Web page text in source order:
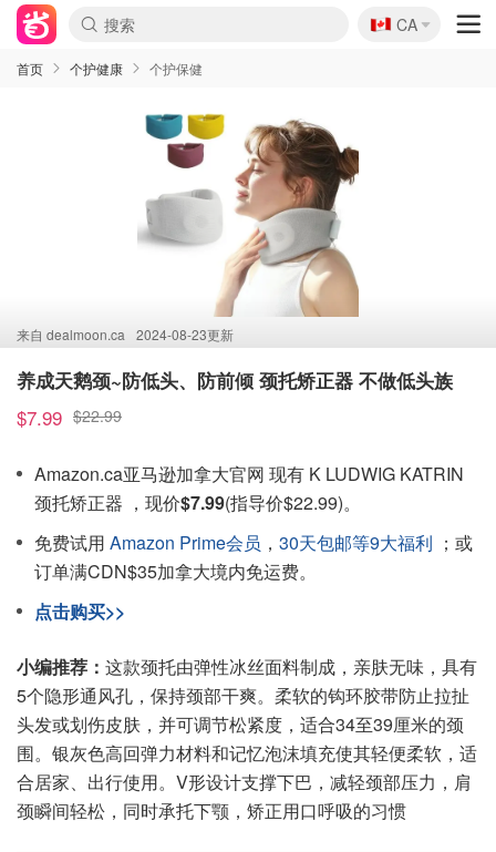
🇨🇦
CA
首页 个护健康 个护保健
来自 dealmoon.ca 2024-08-23更新
养成天鹅颈~防低头、防前倾 颈托矫正器 不做低头族
$7.99 $22.99
Amazon.ca亚马逊加拿大官网 现有 K LUDWIG KATRIN
颈托矫正器 ，现价$7.99(指导价$22.99)。
免费试用 Amazon Prime会员 ， 30天包邮等9大福利 ；或
订单满CDN$35加拿大境内免运费。
点击购买>>
小编推荐： 这款颈托由弹性冰丝面料制成，亲肤无味，具有
5个隐形通风孔，保持颈部干爽。柔软的钩环胶带防止拉扯
头发或划伤皮肤，并可调节松紧度，适合34至39厘米的颈
围。银灰色高回弹力材料和记忆泡沫填充使其轻便柔软，适
合居家、出行使用。V形设计支撑下巴，减轻颈部压力，肩
颈瞬间轻松，同时承托下颚，矫正用口呼吸的习惯